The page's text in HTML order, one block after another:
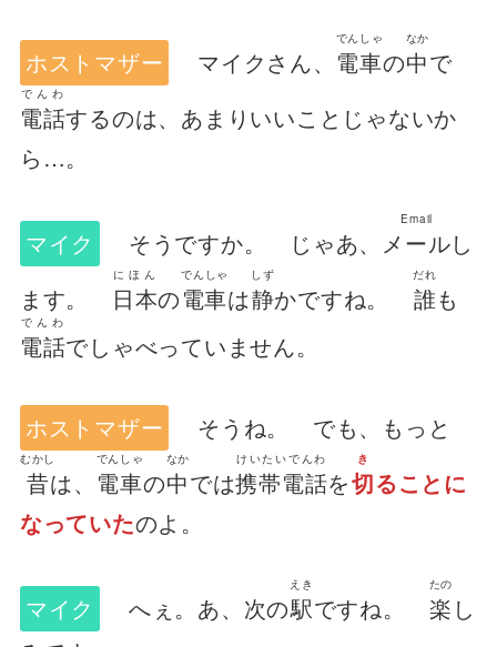
ホストマザー マイクさん、 電車
でんしゃ
の中
なか
で
電話
でんわ
するのは、あまりいいことじゃないか
ら…。
マイク そうですか。 じゃあ、 メール
Email
し
ます。
日本
にほん
の電車
でんしゃ
は静
しず
かですね。 誰
だれ
も
電話
でんわ
でしゃべっていません。
ホストマザー
そうね。 でも、もっと
昔
むかし
は、 電車
でんしゃ
の中
なか
では携帯電話
けいたいでんわ
を切
き
ることに
なっていたのよ。
マイク へぇ。あ、次の駅
えき
ですね。 楽
たの
し